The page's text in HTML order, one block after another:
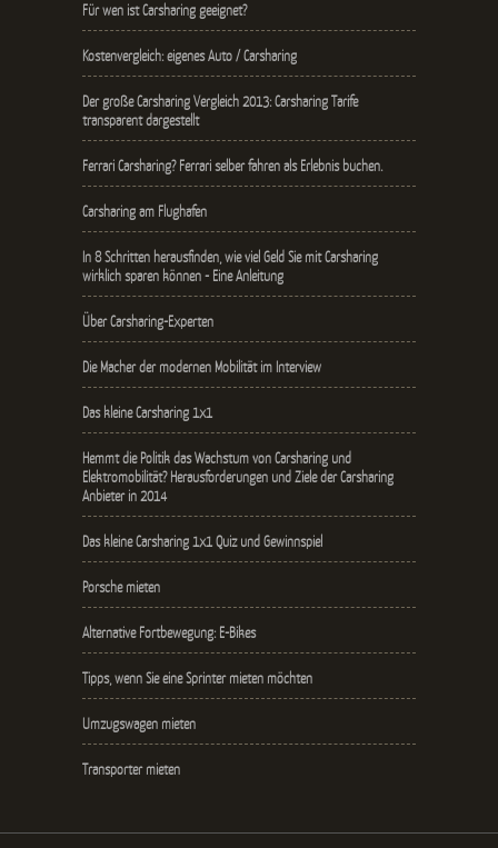
Für wen ist Carsharing geeignet?
Kostenvergleich: eigenes Auto / Carsharing
Der große Carsharing Vergleich 2013: Carsharing Tarife
transparent dargestellt
Ferrari Carsharing? Ferrari selber fahren als Erlebnis buchen.
Carsharing am Flughafen
In 8 Schritten herausfinden, wie viel Geld Sie mit Carsharing
wirklich sparen können - Eine Anleitung
Über Carsharing-Experten
Die Macher der modernen Mobilität im Interview
Das kleine Carsharing 1x1
Hemmt die Politik das Wachstum von Carsharing und
Elektromobilität? Herausforderungen und Ziele der Carsharing
Anbieter in 2014
Das kleine Carsharing 1x1 Quiz und Gewinnspiel
Porsche mieten
Alternative Fortbewegung: E-Bikes
Tipps, wenn Sie eine Sprinter mieten möchten
Umzugswagen mieten
Transporter mieten